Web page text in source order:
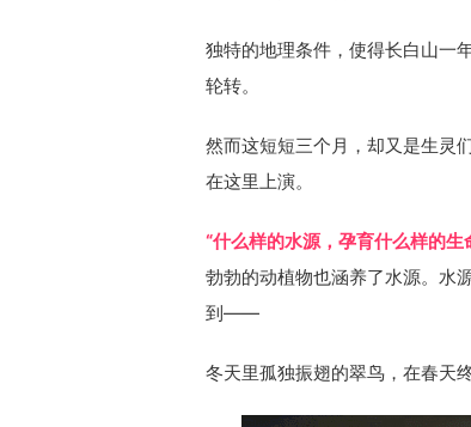
独特的地理条件，使得长白山一
轮转。
然而这短短三个月，却又是生灵
在这里上演。
“什么样的水源，孕育什么样的生
勃勃的动植物也涵养了水源。水
到——
冬天里孤独振翅的翠鸟，在春天